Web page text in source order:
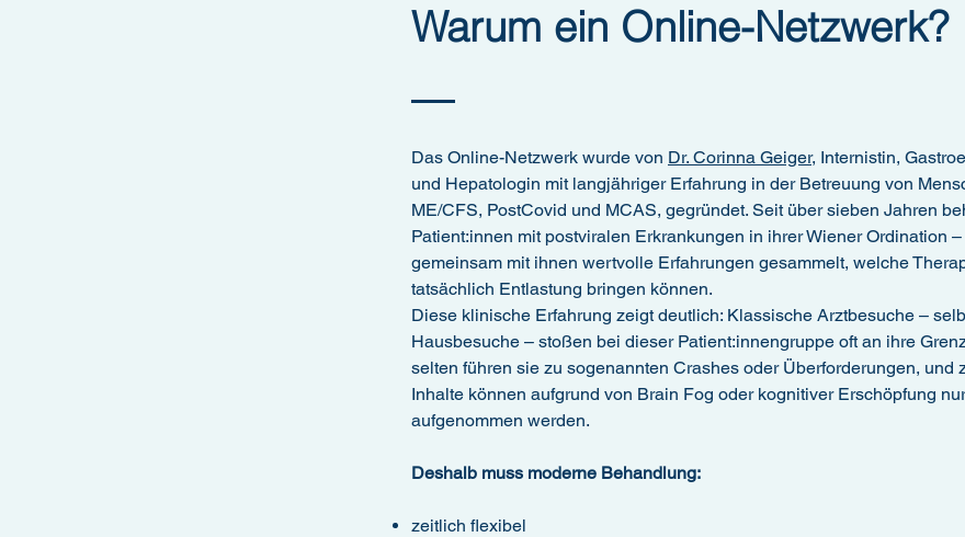
Warum ein Online-Netzwerk?
Das Online-Netzwerk wurde von Dr. Corinna Geiger, Internistin,
und Hepatologin mit langjähriger Erfahrung in der Betreuung von
ME/CFS, PostCovid und MCAS, gegründet. Seit über sieben Jahren
Patient:innen mit postviralen Erkrankungen in ihrer Wiener Ordination
gemeinsam mit ihnen wertvolle Erfahrungen gesammelt, welche
tatsächlich Entlastung bringen können.
Diese klinische Erfahrung zeigt deutlich: Klassische Arztbesuche –
Hausbesuche – stoßen bei dieser Patient:innengruppe oft an ihre
selten führen sie zu sogenannten Crashes oder Überforderungen, und
Inhalte können aufgrund von Brain Fog oder kognitiver Erschöpfung
aufgenommen werden.
Deshalb muss moderne Behandlung:
zeitlich flexibel